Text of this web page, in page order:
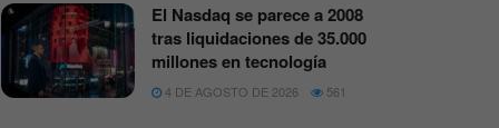
El Nasdaq se parece a 2008
tras liquidaciones de 35.000
millones en tecnología
4 DE AGOSTO DE 2026 561